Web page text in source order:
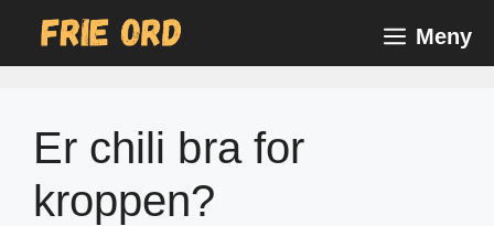
Meny
Er chili bra for
kroppen?